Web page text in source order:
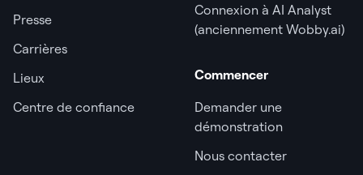
Presse
Carrières
Lieux
Centre de confiance
Connexion à AI Analyst
(anciennement Wobby.ai)
Commencer
Demander une
démonstration
Nous contacter